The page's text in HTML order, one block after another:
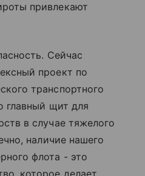
привлекают
Сейчас
проект по
транспортного
главный щит для
в случае тяжелого
наличие нашего
флота - это